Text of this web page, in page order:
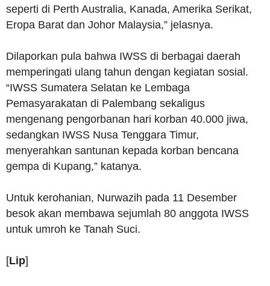
seperti di Perth Australia, Kanada, Amerika Serikat,
Eropa Barat dan Johor Malaysia,” jelasnya.
Dilaporkan pula bahwa IWSS di berbagai daerah
memperingati ulang tahun dengan kegiatan sosial.
“IWSS Sumatera Selatan ke Lembaga
Pemasyarakatan di Palembang sekaligus
mengenang pengorbanan hari korban 40.000 jiwa,
sedangkan IWSS Nusa Tenggara Timur,
menyerahkan santunan kepada korban bencana
gempa di Kupang,” katanya.
Untuk kerohanian, Nurwazih pada 11 Desember
besok akan membawa sejumlah 80 anggota IWSS
untuk umroh ke Tanah Suci.
[Lip]